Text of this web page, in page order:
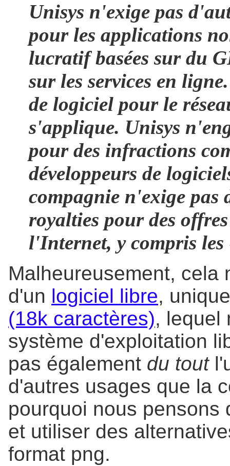
Unisys n'exige pas
pour les applications
lucratif basées sur du
sur les services en
de logiciel pour le
s'applique. Unisys
pour des infractions
développeurs de
compagnie n'exige pas
royalties pour des
l'Internet, y compris les
Malheureusement, cela
d'un logiciel libre,
(18k caractères), lequel
système d'exploitation
pas également du tout
d'autres usages que la
pourquoi nous pensons
et utiliser des
format png.